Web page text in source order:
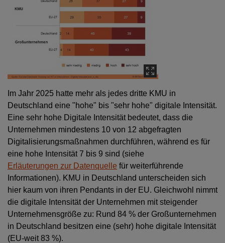
Im Jahr 2025 hatte mehr als jedes dritte KMU in
Deutschland eine "hohe" bis "sehr hohe" digitale Intensität.
Eine sehr hohe Digitale Intensität bedeutet, dass die
Unternehmen mindestens 10 von 12 abgefragten
Digitalisierungsmaßnahmen durchführen, während es für
eine hohe Intensität 7 bis 9 sind (siehe
Erläuterungen zur Datenquelle für weiterführende
Informationen). KMU in Deutschland unterscheiden sich
hier kaum von ihren Pendants in der EU. Gleichwohl nimmt
die digitale Intensität der Unternehmen mit steigender
Unternehmensgröße zu: Rund 84 % der Großunternehmen
in Deutschland besitzen eine (sehr) hohe digitale Intensität
(EU-weit 83 %).